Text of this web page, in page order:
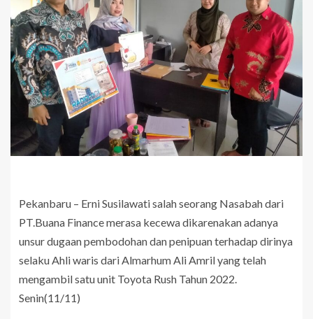
Pekanbaru – Erni Susilawati salah seorang Nasabah dari
PT.Buana Finance merasa kecewa dikarenakan adanya
unsur dugaan pembodohan dan penipuan terhadap dirinya
selaku Ahli waris dari Almarhum Ali Amril yang telah
mengambil satu unit Toyota Rush Tahun 2022.
Senin(11/11)